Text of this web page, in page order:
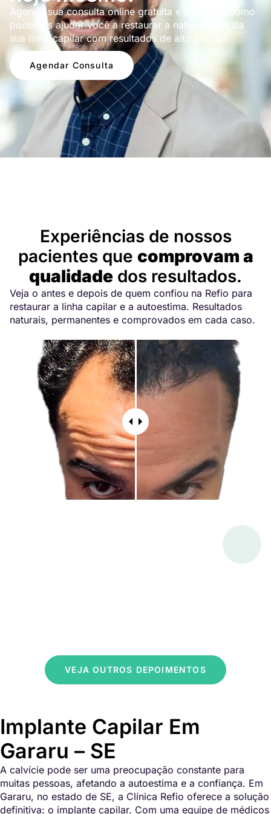
Agende sua consulta online gratuita e descubra como
podemos ajudar você a restaurar a naturalidade da
sua linha capilar com resultados de alto padrão.
Agendar Consulta
Experiências de nossos
pacientes que comprovam a
qualidade dos resultados.
Veja o antes e depois de quem confiou na Refio para
restaurar a linha capilar e a autoestima. Resultados
naturais, permanentes e comprovados em cada caso.
VEJA OUTROS DEPOIMENTOS
Implante Capilar Em
Gararu – SE
A calvície pode ser uma preocupação constante para
muitas pessoas, afetando a autoestima e a confiança. Em
Gararu, no estado de SE, a Clínica Refio oferece a solução
definitiva: o implante capilar. Com uma equipe de médicos